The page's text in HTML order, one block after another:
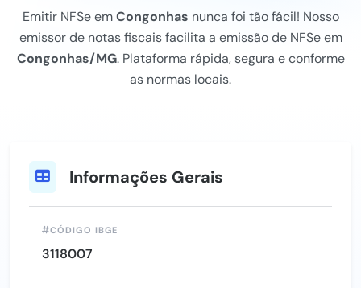
Emitir NFSe emCongonhas nunca foi tão fácil! Nosso
emissor de notas fiscais facilita a emissão de NFSe em
Congonhas/MG. Plataforma rápida, segura e conforme
as normas locais.
Informações Gerais
CÓDIGO IBGE
3118007